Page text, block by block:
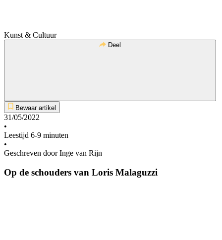
Kunst & Cultuur
Deel
Bewaar artikel
31/05/2022
•
Leestijd 6-9 minuten
•
Geschreven door Inge van Rijn
Op de schouders van Loris Malaguzzi